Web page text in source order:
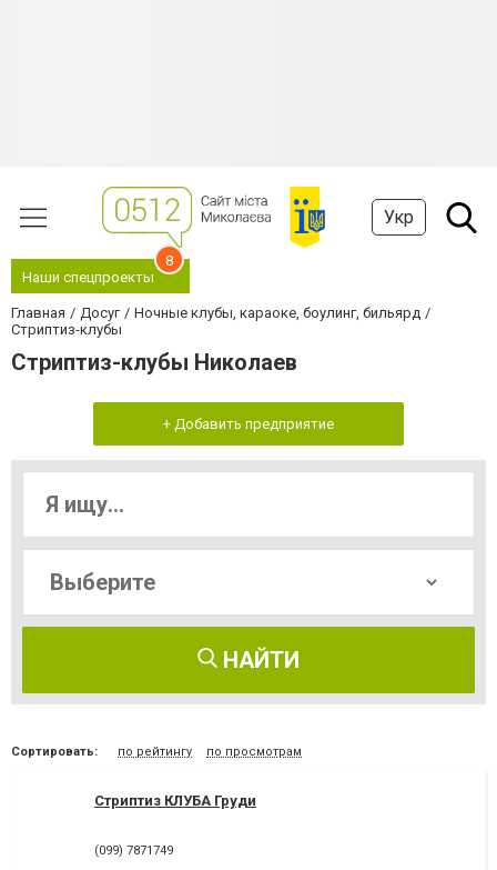
Укр
Наши спецпроекты
8
Главная Досуг
Ночные клубы, караоке, боулинг, бильярд
Стриптиз-клубы
Стриптиз-клубы Николаев
+ Добавить предприятие
НАЙТИ
Сортировать: по рейтингу по просмотрам
Стриптиз КЛУБА Груди
(099) 7871749